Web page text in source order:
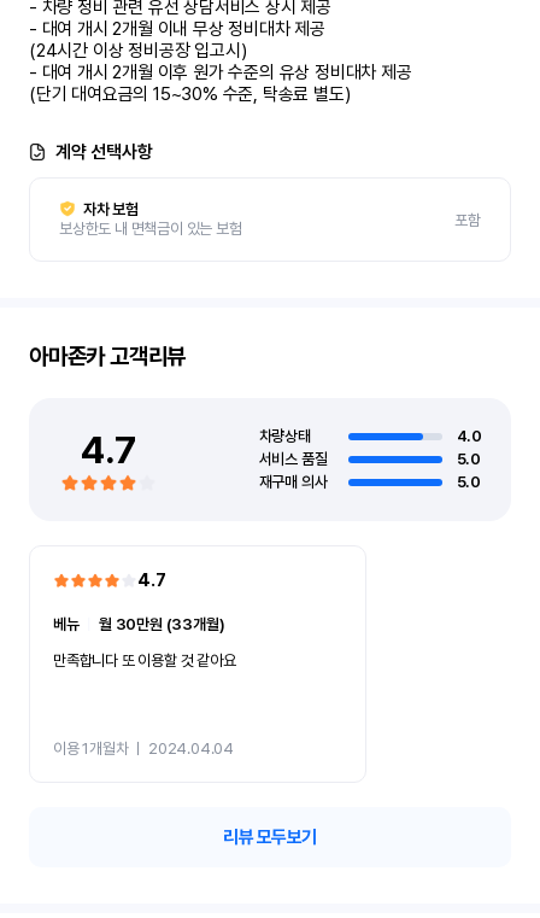
- 차량 정비 관련 유선 상담서비스 상시 제공
- 대여 개시 2개월 이내 무상 정비대차 제공
(24시간 이상 정비공장 입고시)
- 대여 개시 2개월 이후 원가 수준의 유상 정비대차 제공
(단기 대여요금의 15~30% 수준, 탁송료 별도)
계약 선택사항
자차 보험
보상한도 내 면책금이 있는 보험
포함
아마존카고객리뷰
4.7 차량상태
4.0
서비스 품질
5.0
재구매 의사
5.0
4.7
베뉴ㅣ월 30만원 (33개월)
만족합니다 또 이용할 것 같아요
이용 1개월차ㅣ 2024.04.04
리뷰 모두보기